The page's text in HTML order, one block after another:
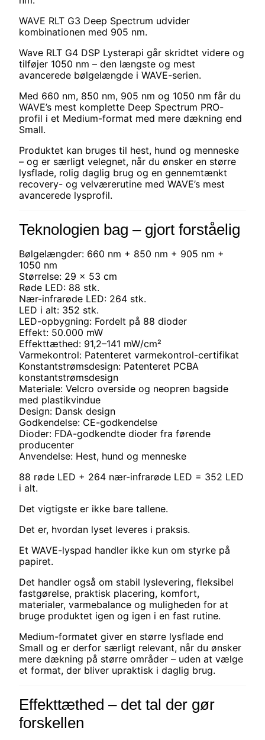
WAVE RLT G3 Deep Spectrum udvider
kombinationen med 905 nm.
Wave RLT G4 DSP Lysterapi går skridtet videre og
tilføjer 1050 nm – den længste og mest
avancerede bølgelængde i WAVE-serien.
Med 660 nm, 850 nm, 905 nm og 1050 nm får du
WAVE’s mest komplette Deep Spectrum PRO-
profil i et Medium-format med mere dækning end
Small.
Produktet kan bruges til hest, hund og menneske
– og er særligt velegnet, når du ønsker en større
lysflade, rolig daglig brug og en gennemtænkt
recovery- og velværerutine med WAVE’s mest
avancerede lysprofil.
Teknologien bag – gjort forståelig
Bølgelængder: 660 nm + 850 nm + 905 nm +
1050 nm
Størrelse: 29 x 53 cm
Røde LED: 88 stk.
Nær-infrarøde LED: 264 stk.
LED i alt: 352 stk.
LED-opbygning: Fordelt på 88 dioder
Effekt: 50.000 mW
Effekttæthed: 91,2–141 mW/cm²
Varmekontrol: Patenteret varmekontrol-certifikat
Konstantstrømsdesign: Patenteret PCBA
konstantstrømsdesign
Materiale: Velcro overside og neopren bagside
med plastikvindue
Design: Dansk design
Godkendelse: CE-godkendelse
Dioder: FDA-godkendte dioder fra førende
producenter
Anvendelse: Hest, hund og menneske
88 røde LED + 264 nær-infrarøde LED = 352 LED
i alt.
Det vigtigste er ikke bare tallene.
Det er, hvordan lyset leveres i praksis.
Et WAVE-lyspad handler ikke kun om styrke på
papiret.
Det handler også om stabil lyslevering, fleksibel
fastgørelse, praktisk placering, komfort,
materialer, varmebalance og muligheden for at
bruge produktet igen og igen i en fast rutine.
Medium-formatet giver en større lysflade end
Small og er derfor særligt relevant, når du ønsker
mere dækning på større områder – uden at vælge
et format, der bliver upraktisk i daglig brug.
Effekttæthed – det tal der gør
forskellen